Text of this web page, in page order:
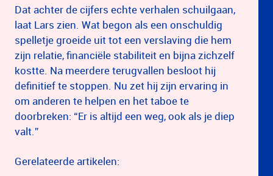
Dat achter de cijfers echte verhalen schuilgaan,
laat Lars zien. Wat begon als een onschuldig
spelletje groeide uit tot een verslaving die hem
zijn relatie, financiële stabiliteit en bijna zichzelf
kostte. Na meerdere terugvallen besloot hij
definitief te stoppen. Nu zet hij zijn ervaring in
om anderen te helpen en het taboe te
doorbreken: “Er is altijd een weg, ook als je diep
valt.”
Gerelateerde artikelen: